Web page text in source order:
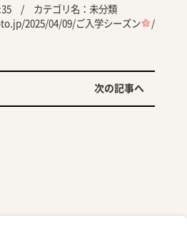
/ カテゴリ名： 未分類
2025/04/09/ご入学シーズン
/
次の記事へ